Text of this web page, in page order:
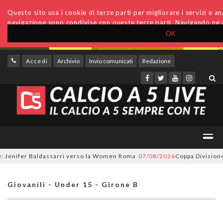
OK
Questo sito usa i cookie di terze parti per migliorare i servizi e
navigazione sono condivise con queste terze parti. Navigando
Accedi Archivio Invio comunicati Redazione
Baldassarri verso la Women Roma 07/08/2026Coppa Divisione, si
Giovanili - Under 15 - Girone B